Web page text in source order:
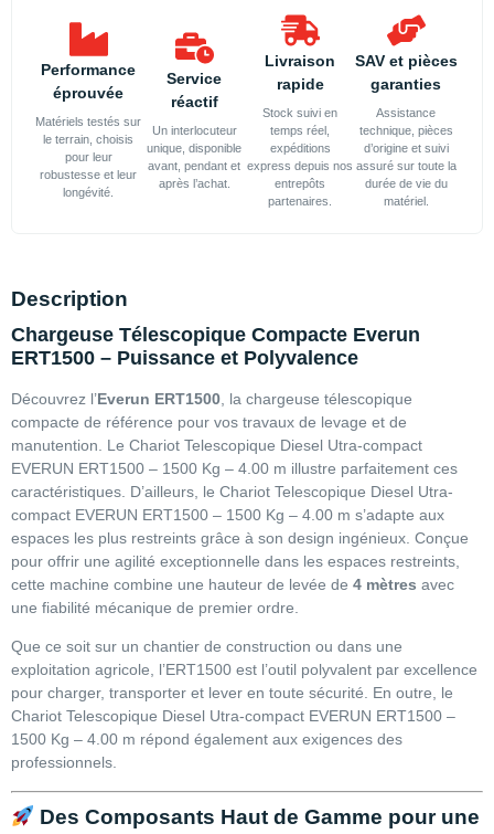
Performance
éprouvée
Matériels testés sur
le terrain, choisis
pour leur
robustesse et leur
longévité.
Service
réactif
Un interlocuteur
unique, disponible
avant, pendant et
après l’achat.
Livraison
rapide
Stock suivi en
temps réel,
expéditions
express depuis nos
entrepôts
partenaires.
SAV et pièces
garanties
Assistance
technique, pièces
d’origine et suivi
assuré sur toute la
durée de vie du
matériel.
Description
Chargeuse Télescopique Compacte Everun
ERT1500 – Puissance et Polyvalence
Découvrez l’Everun ERT1500 , la chargeuse télescopique
compacte de référence pour vos travaux de levage et de
manutention. Le Chariot Telescopique Diesel Utra-compact
EVERUN ERT1500 – 1500 Kg – 4.00 m illustre parfaitement ces
caractéristiques. D’ailleurs, le Chariot Telescopique Diesel Utra-
compact EVERUN ERT1500 – 1500 Kg – 4.00 m s’adapte aux
espaces les plus restreints grâce à son design ingénieux. Conçue
pour offrir une agilité exceptionnelle dans les espaces restreints,
cette machine combine une hauteur de levée de 4 mètres avec
une fiabilité mécanique de premier ordre.
Que ce soit sur un chantier de construction ou dans une
exploitation agricole, l’ERT1500 est l’outil polyvalent par excellence
pour charger, transporter et lever en toute sécurité. En outre, le
Chariot Telescopique Diesel Utra-compact EVERUN ERT1500 –
1500 Kg – 4.00 m répond également aux exigences des
professionnels.
Des Composants Haut de Gamme pour une